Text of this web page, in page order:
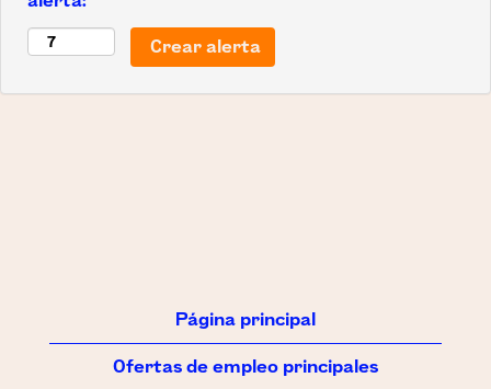
Página principal
Ofertas de empleo principales